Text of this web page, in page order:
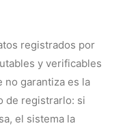
registrados por
y verificables
no garantiza es la
de registrarlo: si
el sistema la